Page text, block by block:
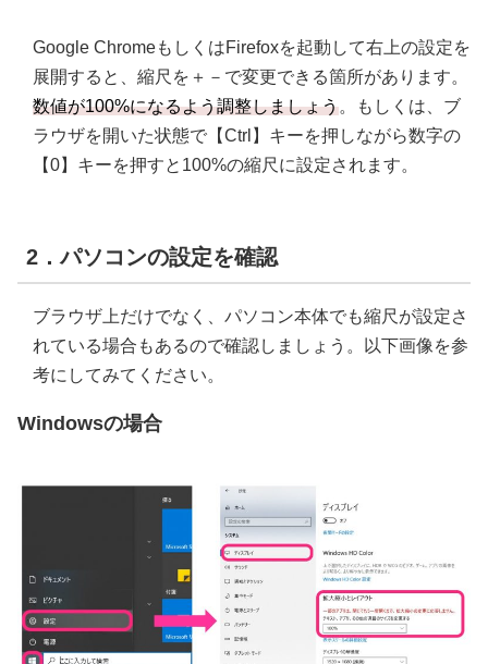
Google ChromeもしくはFirefoxを起動して右上の設定を
展開すると、縮尺を＋－で変更できる箇所があります。
数値が100%になるよう調整しましょう。もしくは、ブ
ラウザを開いた状態で【Ctrl】キーを押しながら数字の
【0】キーを押すと100%の縮尺に設定されます。
2．パソコンの設定を確認
ブラウザ上だけでなく、パソコン本体でも縮尺が設定さ
れている場合もあるので確認しましょう。以下画像を参
考にしてみてください。
Windowsの場合